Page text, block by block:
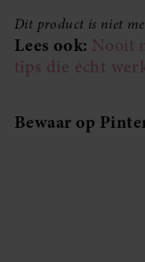
Dit product is niet
Lees ook: Nooit
tips die écht
Bewaar op